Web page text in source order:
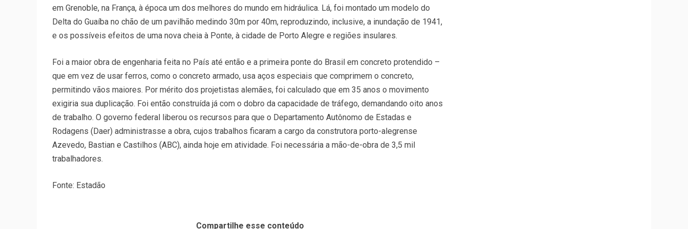
em Grenoble, na França, à época um dos melhores do mundo em hidráulica. Lá, foi montado um modelo do
Delta do Guaíba no chão de um pavilhão medindo 30m por 40m, reproduzindo, inclusive, a inundação de 1941,
e os possíveis efeitos de uma nova cheia à Ponte, à cidade de Porto Alegre e regiões insulares.
Foi a maior obra de engenharia feita no País até então e a primeira ponte do Brasil em concreto protendido –
que em vez de usar ferros, como o concreto armado, usa aços especiais que comprimem o concreto,
permitindo vãos maiores. Por mérito dos projetistas alemães, foi calculado que em 35 anos o movimento
exigiria sua duplicação. Foi então construída já com o dobro da capacidade de tráfego, demandando oito anos
de trabalho. O governo federal liberou os recursos para que o Departamento Autônomo de Estadas e
Rodagens (Daer) administrasse a obra, cujos trabalhos ficaram a cargo da construtora porto-alegrense
Azevedo, Bastian e Castilhos (ABC), ainda hoje em atividade. Foi necessária a mão-de-obra de 3,5 mil
trabalhadores.
Fonte: Estadão
Compartilhe esse conteúdo